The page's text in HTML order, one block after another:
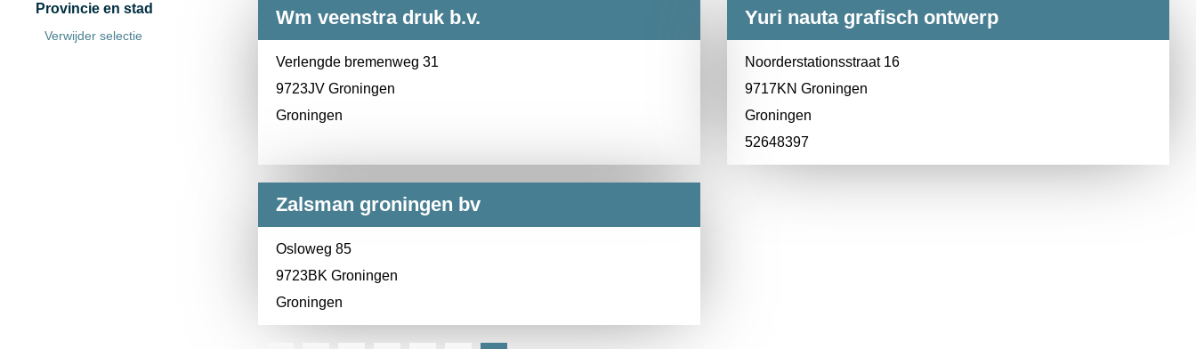
Provincie en stad
Verwijder selectie
Wm veenstra druk b.v.
Verlengde bremenweg 31
9723JV Groningen
Groningen
Yuri nauta grafisch ontwerp
Noorderstationsstraat 16
9717KN Groningen
Groningen
52648397
Zalsman groningen bv
Osloweg 85
9723BK Groningen
Groningen